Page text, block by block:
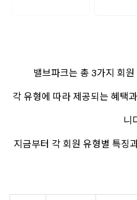
밸브파크는 총 3가지 회
각 유형에 따라 제공되는 혜택
니
지금부터 각 회원 유형별 특징